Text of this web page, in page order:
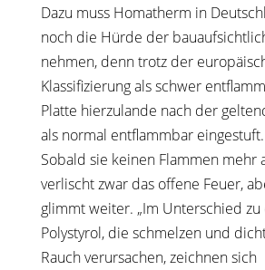
Dazu muss Homatherm in
noch die Hürde der
nehmen, denn trotz der
Klassifizierung als schwer
Platte hierzulande nach der
als normal entflammbar
Sobald sie keinen Flammen mehr
verlischt zwar das offene Feuer,
glimmt weiter. „Im Unterschied zu
Polystyrol, die schmelzen und
Rauch verursachen, zeichnen sich